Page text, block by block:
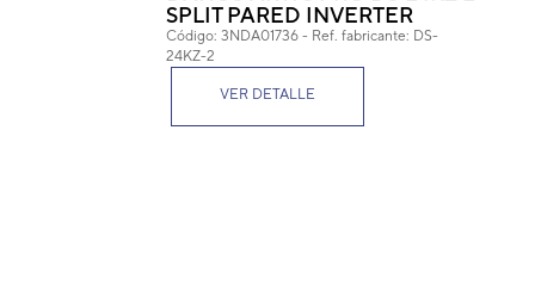
SPLIT PARED INVERTER
Código: 3NDA01736 - Ref. fabricante: DS-
24KZ-2
VER DETALLE